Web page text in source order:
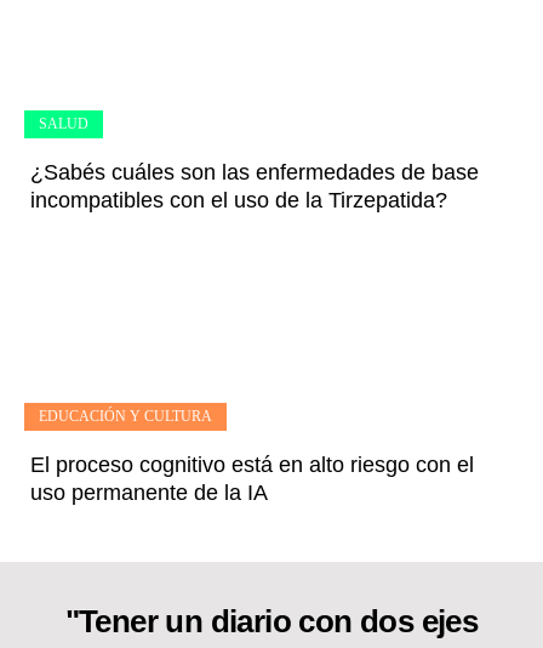
¿Sabés cuáles son las enfermedades de base
incompatibles con el uso de la Tirzepatida?
SALUD
El proceso cognitivo está en alto riesgo con el
uso permanente de la IA
EDUCACIÓN Y CULTURA
"Tener un diario con dos ejes